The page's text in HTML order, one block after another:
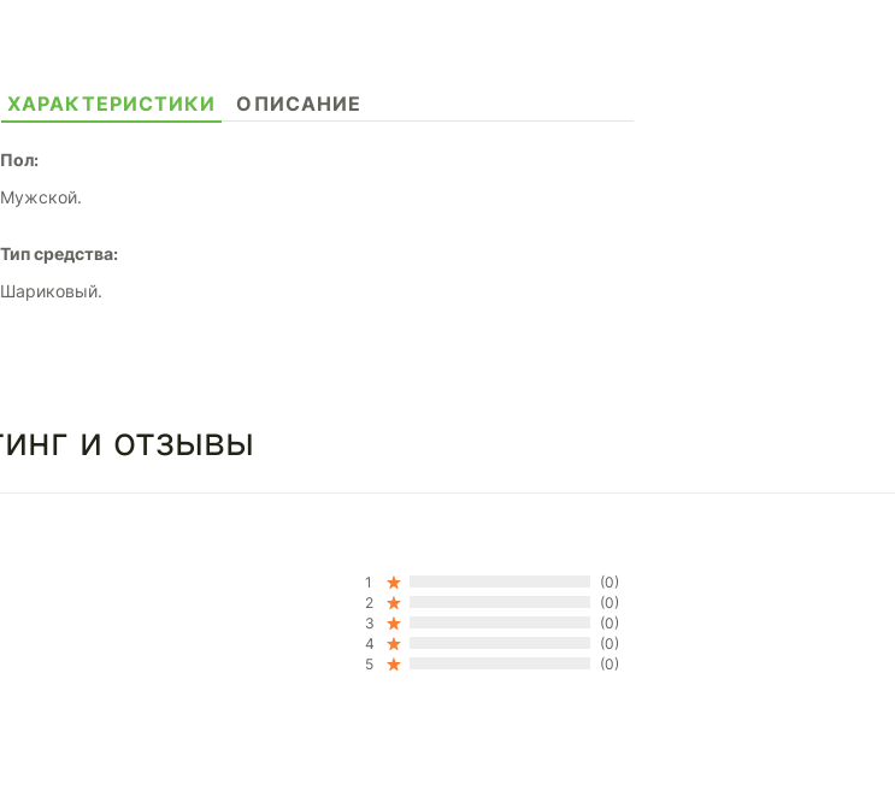
ХАРАКТЕРИСТИКИ ОПИСАНИЕ
Пол:
Мужской.
Тип средства:
Шариковый.
и отзывы
1
(0)
2
(0)
3
(0)
4
(0)
5
(0)